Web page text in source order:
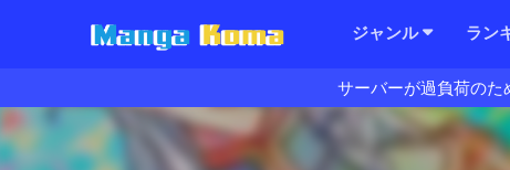
ジャンル ラン
サーバーが過負荷のた